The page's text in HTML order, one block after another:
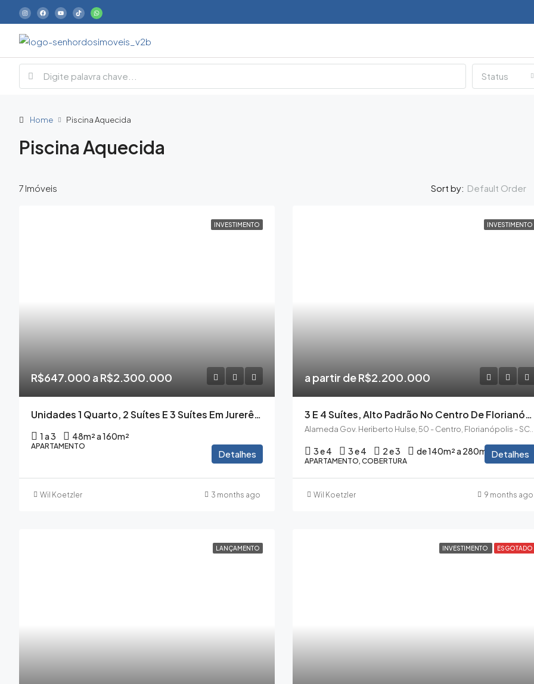
Status
Home Piscina Aquecida
Piscina Aquecida
7 Imóveis Sort by: Default Order
INVESTIMENTO
R$647.000 a R$2.300.000
Unidades 1 Quarto, 2 Suítes E 3 Suítes Em Jurerê Alto Padrão A Preço De Custo
1 a 3 48m² a 160m²
APARTAMENTO
Detalhes
Wil Koetzler 3 months ago
INVESTIMENTO
a partir de R$2.200.000
3 E 4 Suítes, Alto Padrão No Centro De Florianópolis A Preço De Custo
Alameda Gov. Heriberto Hulse, 50 -
3 e 4 3 e 4 2 e 3 de 140m² a 280m²
APARTAMENTO, COBERTURA
Detalhes
Wil Koetzler 9 months ago
LANÇAMENTO INVESTIMENTO ESGOTADO